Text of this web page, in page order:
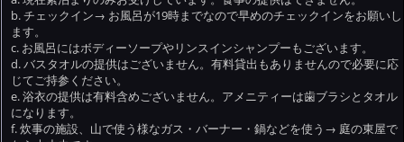
チェックイン→ お風呂が19時までなので早めのチェックインをお願いし
ます。
お風呂にはボディーソープやリンスインシャンプーもございます。
バスタオルの提供はございません。有料貸出もありませんので必要に応
じてご持参ください。
浴衣の提供は有料含めございません。アメニティーは歯ブラシとタオル
になります。
炊事の施設、山で使う様なガス・バーナー・鍋などを使う→ 庭の東屋で